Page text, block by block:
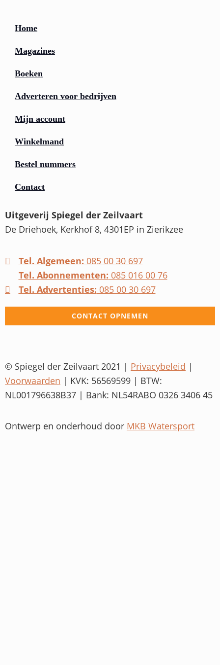
Uitgeverij Spiegel der Zeilvaart
De Driehoek, Kerkhof 8, 4301EP in Zierikzee
Tel. Algemeen: 085 00 30 697
Tel. Abonnementen: 085 016 00 76
Tel. Advertenties: 085 00 30 697
CONTACT OPNEMEN
Home
Magazines
Boeken
Adverteren voor bedrijven
Mijn account
Winkelmand
Bestel nummers
Contact
© Spiegel der Zeilvaart 2021 | Privacybeleid |
Voorwaarden | KVK: 56569599 | BTW:
NL001796638B37 | Bank: NL54RABO 0326 3406 45
Ontwerp en onderhoud door MKB Watersport